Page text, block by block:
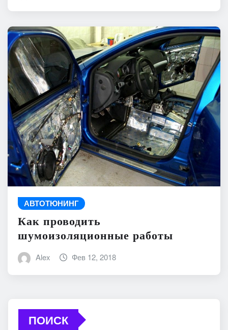
АВТОТЮНИНГ
Как проводить
шумоизоляционные работы
Alex Фев 12, 2018
ПОИСК